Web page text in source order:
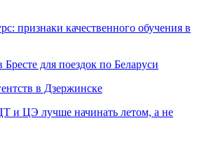
признаки качественного обучения в
для поездок по Беларуси
в Дзержинске
и ЦЭ лучше начинать летом, а не